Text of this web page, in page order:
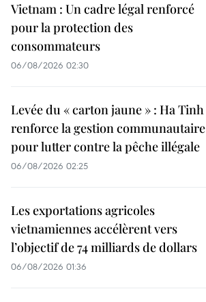
Vietnam : Un cadre légal renforcé
pour la protection des
consommateurs
06/08/2026 02:30
Levée du « carton jaune » : Ha Tinh
renforce la gestion communautaire
pour lutter contre la pêche illégale
06/08/2026 02:25
Les exportations agricoles
vietnamiennes accélèrent vers
l’objectif de 74 milliards de dollars
06/08/2026 01:36